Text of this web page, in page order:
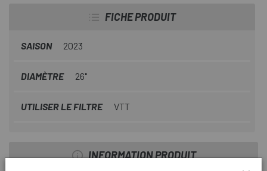
FICHE PRODUIT
SAISON 2023
DIAMÈTRE 26"
UTILISER LE FILTRE VTT
INFORMATION PRODUIT